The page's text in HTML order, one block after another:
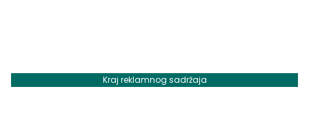
Kraj reklamnog sadržaja